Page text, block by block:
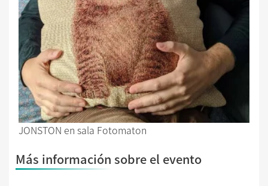
JONSTON en sala Fotomaton
Más información sobre el evento